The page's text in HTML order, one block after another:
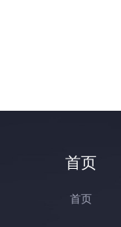
首页
首页